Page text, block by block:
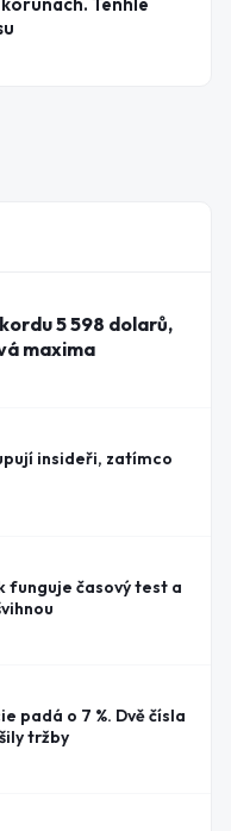
5 598 dolarů,
maxima
insideři, zatímco
funguje časový test a
padá o 7 %. Dvě čísla
tržby